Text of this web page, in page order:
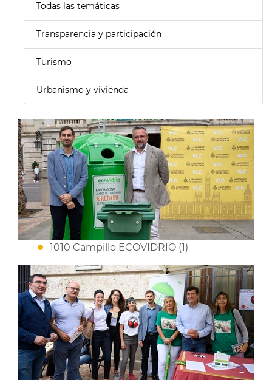
Todas las temáticas
Transparencia y participación
Turismo
Urbanismo y vivienda
1010 Campillo ECOVIDRIO (1)